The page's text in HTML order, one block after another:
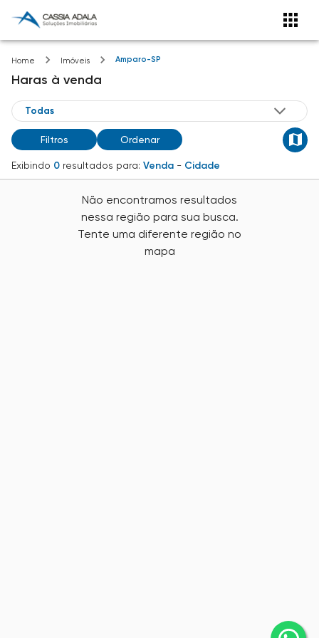
Home Imóveis Amparo-SP
Haras à venda
Filtros Ordenar
Exibindo 0 resultados para: Venda - Cidade
Não encontramos resultados
nessa região para sua busca.
Tente uma diferente região no
mapa